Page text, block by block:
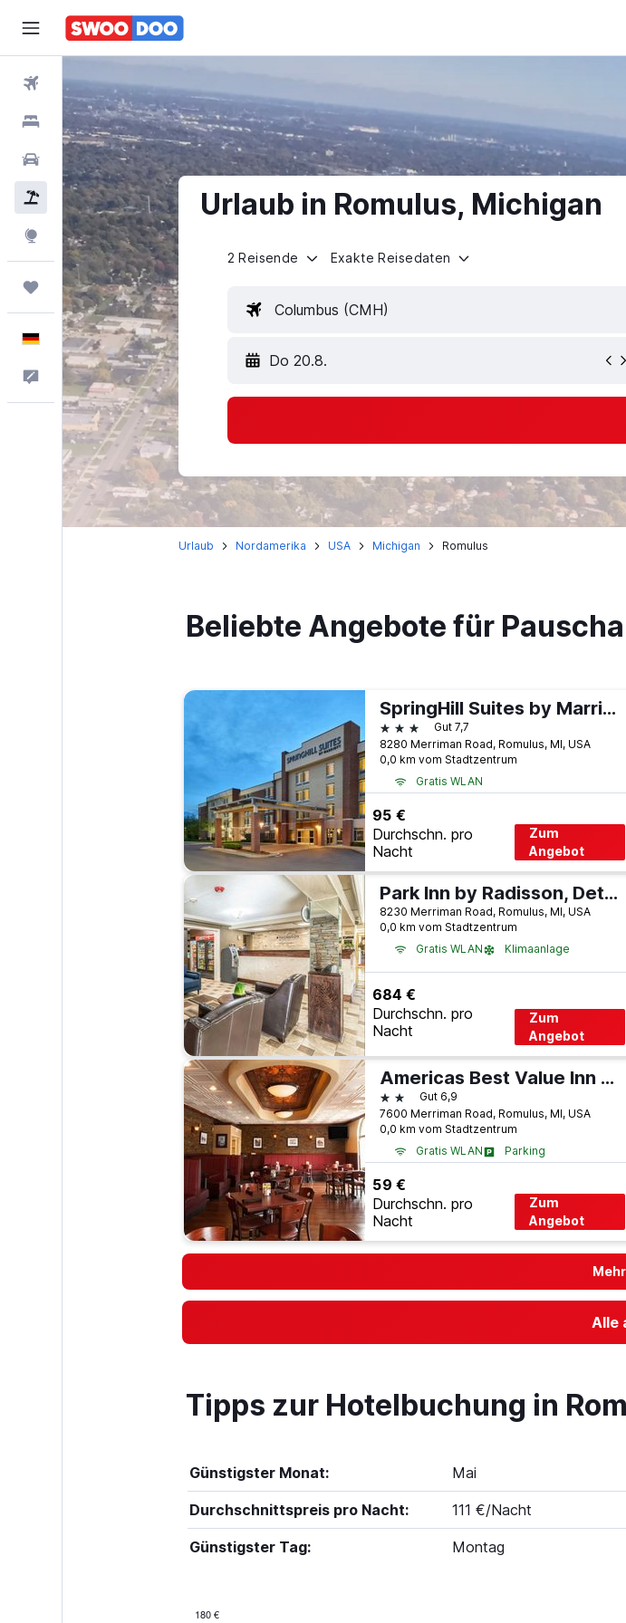
Flüge
Hotels
Mietwagen
Pauschalreisen
Explore
Trips
Deutsch
Feedback
Urlaub in Romulus, Michigan
2 Reisende Exakte Reisedaten
Columbus (CMH)
Do 20.8.
Urlaub Nordamerika USA Michigan Romulus
Beliebte Angebote für
SpringHill Suites by Marriott Detroit Metro Airport Romulus
3 SterneGut 7,7
8280 Merriman Road, Romulus, MI, USA
0,0 km vom Stadtzentrum
Gratis WLAN
95 €
Durchschn. pro
Nacht
Zum
Angebot
Park Inn by Radisson, Detroit Metro Airport
8230 Merriman Road, Romulus, MI, USA
0,0 km vom Stadtzentrum
Gratis WLAN
Klimaanlage
684 €
Durchschn. pro
Nacht
Zum
Angebot
Americas Best Value Inn Romulus/Detroit Airport
2 SterneGut 6,9
7600 Merriman Road, Romulus, MI, USA
0,0 km vom Stadtzentrum
Gratis WLAN
Parking
59 €
Durchschn. pro
Nacht
Zum
Angebot
Alle
Tipps zur Hotelbuchung in
Günstigster Monat: Mai
Durchschnittspreis pro Nacht: 111 €/Nacht
Günstigster Tag: Montag
180 €